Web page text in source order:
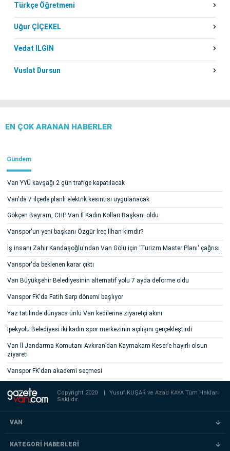
Türkçe Öğretmeni
Uğur ÇİÇEKEL
Vedat ILGIN
Vuslat Dursun
EN ÇOK ARANAN HABERLER
Gündem
Van YYÜ kavşağı 2 gün trafiğe kapatılacak
Van'da 7 ilçede planlı elektrik kesintisi uygulanacak
Gökçen Bayram, CHP Van İl Kadın Kolları Başkanı oldu
Vanspor'un yeni başkanı Özgür İreç İlhan kimdir?
İş insanı Zahir Kandaşoğlu'ndan Van Gölü için 'Turizm Master Planı' çağrısı
Vanspor'da beklenen karar çıktı
Van Büyükşehir Belediyesinin alternatif yolu 7 ayda deforme oldu
Vanspor FK'da Fatih Sarp dönemi başlıyor
Yaz tatilinde dünyaca ünlü Van kedilerine ziyaretçi akını
İpekyolu Belediyesi iki kadın spor merkezinin açılışını gerçekleştirdi
Van İl Jandarma Komutanı Avkıran’dan Kaymakam Keser’e hayırlı olsun
ziyareti
Vanspor FK'dan akademi seçmesi
Copyright 2020 Yusuf KUŞAR veAzad KAYATüm Hakları
Saklıdır.
VAN
KATEGORİ HABERLERİ